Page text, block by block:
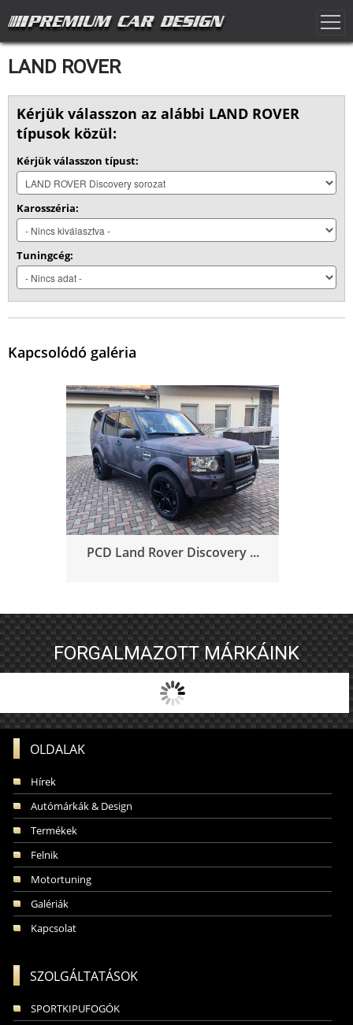
LAND ROVER
Kérjük válasszon az alábbi LAND ROVER
típusok közül:
Kérjük válasszon típust:
Karosszéria:
Tuningcég:
Kapcsolódó galéria
PCD Land Rover Discovery ...
FORGALMAZOTT MÁRKÁINK
OLDALAK
Hírek
Autómárkák & Design
Termékek
Felnik
Motortuning
Galériák
Kapcsolat
SZOLGÁLTATÁSOK
SPORTKIPUFOGÓK